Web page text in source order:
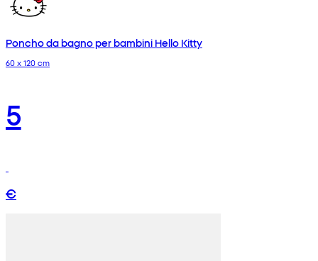
Poncho da bagno per bambini Hello Kitty
60 x 120 cm
5
€